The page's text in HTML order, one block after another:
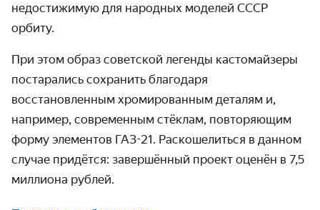
недостижимую для народных моделей СССР
орбиту.
При этом образ советской легенды кастомайзеры
постарались сохранить благодаря
восстановленным хромированным деталям и,
например, современным стёклам, повторяющим
форму элементов ГАЗ-21. Раскошелиться в данном
случае придётся: завершённый проект оценён в 7,5
миллиона рублей.